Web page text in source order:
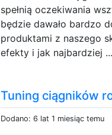
spełnią oczekiwania
będzie dawało bardzo
produktami z naszego
efekty i jak najbardziej ...
Tuning ciągników
Dodano: 6 lat 1 miesiąc temu